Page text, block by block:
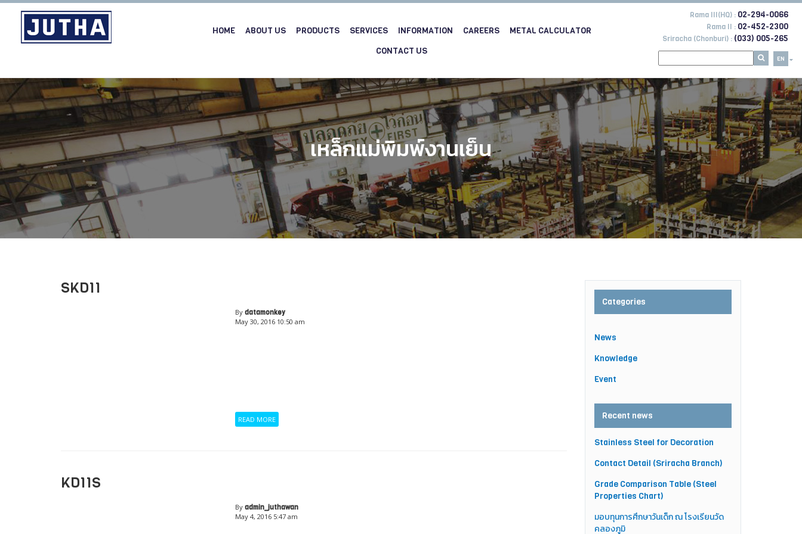
Rama III(HQ) : 02-294-0066
Rama II : 02-452-2300
Sriracha (Chonburi) : (033) 005-265
EN
HOME ABOUT US PRODUCTS SERVICES INFORMATION CAREERS
METAL CALCULATOR
CONTACT US
เหล็กแม่พิมพ์งานเย็น
SKD11
Bydatamonkey
May 30, 2016 10:50 am
READ MORE
KD11S
Byadmin_juthawan
May 4, 2016 5:47 am
Categories
News
Knowledge
Event
Recent news
Stainless Steel for Decoration
Contact Detail (Sriracha Branch)
Grade Comparison Table (Steel
Properties Chart)
มอบทุนการศึกษาวันเด็ก ณ โรงเรียนวัด
คลองภูมิ